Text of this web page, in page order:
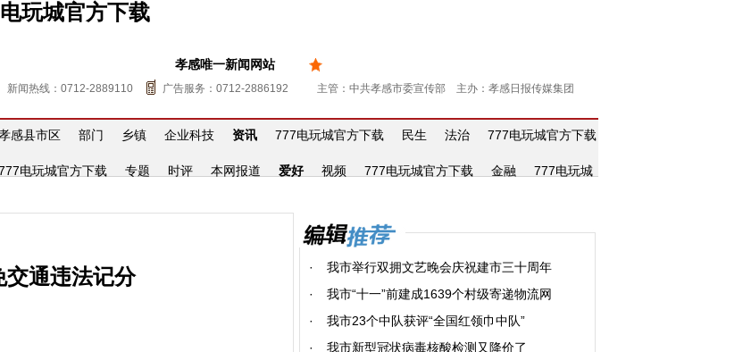
玩城官方下载
孝感唯一新闻网站
新闻热线：0712-2889110 广告服务：0712-2886192 主管：中共孝感市委宣传部 主办：孝感日报传媒集团
感县市区 部门 乡镇 企业科技 资讯 777电玩城官方下载 民生 法治
777电玩城官方下载
电玩城官方下载 专题 时评 本网报道 爱好 视频 777电玩城官方下载 金融
777电玩城
交通违法记分 ·
我市举行双拥文艺晚会庆祝建市三十周年
·
我市“十一”前建成1639个村级寄递物流网
·
我市23个中队获评“全国红领巾中队”
·
我市新型冠状病毒核酸检测又降价了